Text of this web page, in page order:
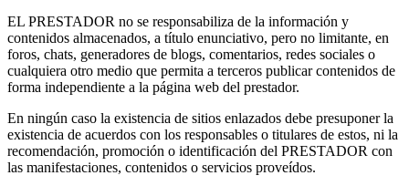
EL PRESTADOR no se responsabiliza de la información y
contenidos almacenados, a título enunciativo, pero no limitante, en
foros, chats, generadores de blogs, comentarios, redes sociales o
cualquiera otro medio que permita a terceros publicar contenidos de
forma independiente a la página web del prestador.
En ningún caso la existencia de sitios enlazados debe presuponer la
existencia de acuerdos con los responsables o titulares de estos, ni la
recomendación, promoción o identificación del PRESTADOR con
las manifestaciones, contenidos o servicios proveídos.